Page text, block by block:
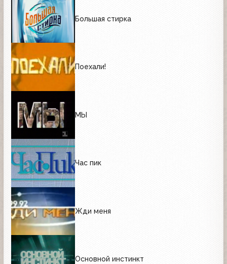
Большая стирка
Поехали!
МЫ
Час пик
Жди меня
Основной инстинкт